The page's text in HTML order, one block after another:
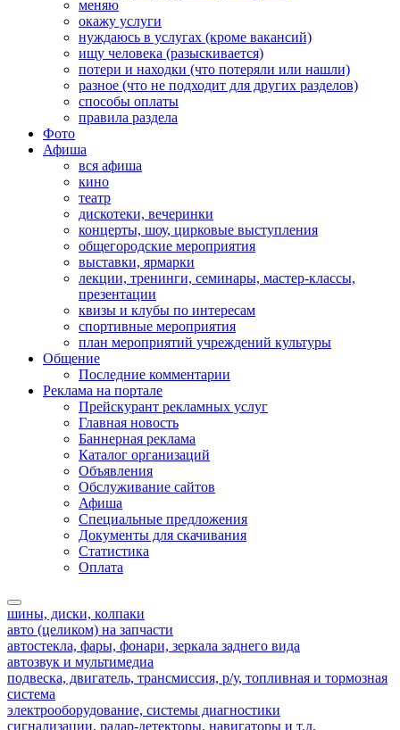
меняю
окажу услуги
нуждаюсь в услугах (кроме вакансий)
ищу человека (разыскивается)
потери и находки (что потеряли или нашли)
разное (что не подходит для других разделов)
способы оплаты
правила раздела
Фото
Афиша
вся афиша
кино
театр
дискотеки, вечеринки
концерты, шоу, цирковые выступления
общегородские мероприятия
выставки, ярмарки
лекции, тренинги, семинары, мастер-классы,
презентации
квизы и клубы по интересам
спортивные мероприятия
план мероприятий учреждений культуры
Общение
Последние комментарии
Реклама на портале
Прейскурант рекламных услуг
Главная новость
Баннерная реклама
Каталог организаций
Объявления
Обслуживание сайтов
Афиша
Специальные предложения
Документы для скачивания
Статистика
Оплата
шины, диски, колпаки
авто (целиком) на запчасти
автостекла, фары, фонари, зеркала заднего вида
автозвук и мультимедиа
подвеска, двигатель, трансмиссия, р/у, топливная и тормозная
система
электрооборудование, системы диагностики
сигнализации, радар-детекторы, навигаторы и т.д.